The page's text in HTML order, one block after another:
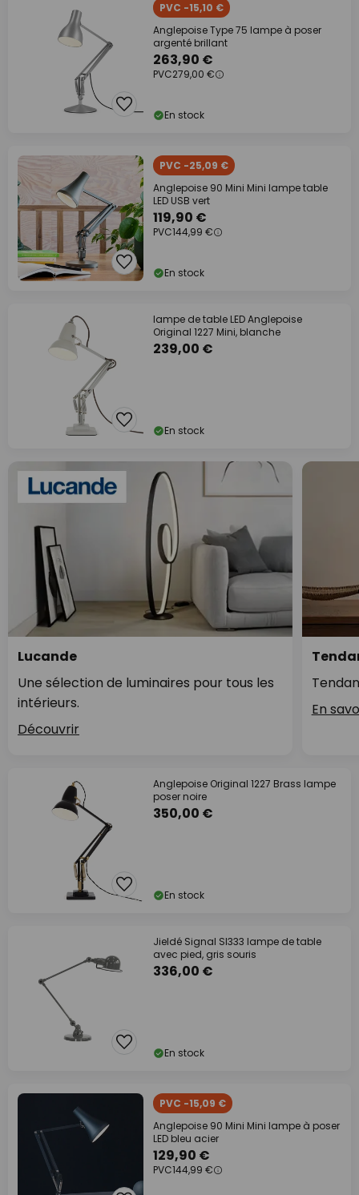
PVC -15,10 €
Anglepoise Type 75 lampe à poser
argenté brillant
263,90 €
PVC279,00 €
En stock
PVC -25,09 €
Anglepoise 90 Mini Mini lampe table
LED USB vert
119,90 €
PVC144,99 €
En stock
lampe de table LED Anglepoise
Original 1227 Mini, blanche
239,00 €
En stock
Lucande
Une sélection de luminaires pour tous les
intérieurs.
Découvrir
En
Anglepoise Original 1227 Brass lampe
poser noire
350,00 €
En stock
Jieldé Signal SI333 lampe de table
avec pied, gris souris
336,00 €
En stock
PVC -15,09 €
Anglepoise 90 Mini Mini lampe à poser
LED bleu acier
129,90 €
PVC144,99 €